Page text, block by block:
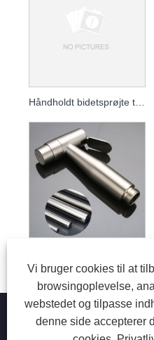
Håndholdt bidetsprøjte til toilet - Højtryksskyllesæt
Vi bruger cookies til at
browsingoplevelse,
webstedet og tilpasse
denne side accepterer